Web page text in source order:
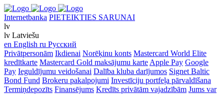
Internetbanka PIETEIKTIES SARUNAI
lv
lv Latviešu
en English ru Русский
Privātpersonām Ikdienai Norēķinu konts Mastercard World Elite
kredītkarte Mastercard Gold maksājumu karte Apple Pay Google
Pay Ieguldījumu veidošanai Dalība kluba darījumos Signet Baltic
Bond Fund Brokeru pakalpojumi Investīciju portfeļa pārvaldīšana
Termiņdepozīts Finansējums Kredīts privātām vajadzībām Jums var